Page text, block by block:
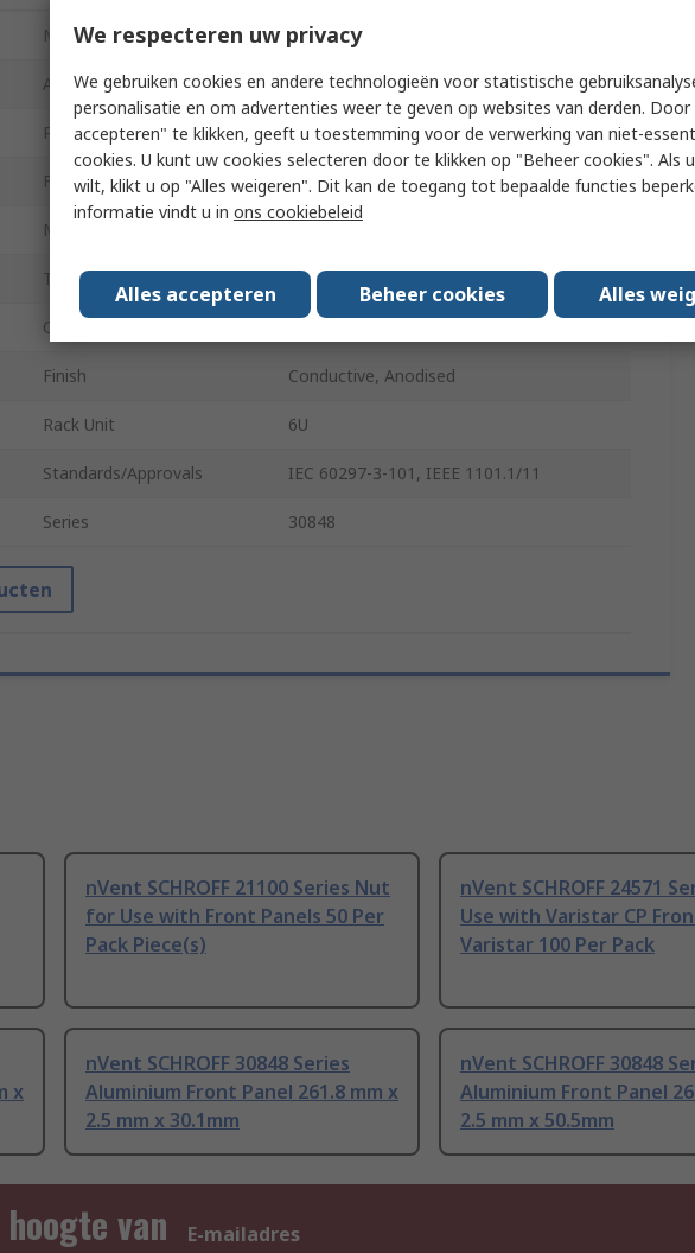
Merk nVent SCHROFF
Accessory Type Front Panel
Product Type Handle
For Use With Handle Form 1
Material
Thread Size M4
Quantity
Finish Conductive, Anodised
Rack Unit 6U
Standards/Approvals IEC 60297-3-101, IEEE 1101.1/11
Series 30848
nVent SCHROFF 21100 Series Nut
for Use with Front Panels 50 Per
Pack Piece(s)
nVent SCHROFF 24571
Use with Varistar CP
Varistar 100 Per Pack
x
nVent SCHROFF 30848 Series
Aluminium Front Panel 261.8 mm x
2.5 mm x 30.1mm
nVent SCHROFF 30848
Aluminium Front Panel
2.5 mm x 50.5mm
van
E-mailadres
We respecteren uw privacy
We gebruiken cookies en andere technologieën voor statistische
personalisatie en om advertenties weer te geven op websites van derden. Door
accepteren" te klikken, geeft u toestemming voor de verwerking van niet-
cookies. U kunt uw cookies selecteren door te klikken op "Beheer cookies". Als
wilt, klikt u op "Alles weigeren". Dit kan de toegang tot bepaalde functies
informatie vindt u in ons cookiebeleid
Alles accepteren Beheer cookies Alles